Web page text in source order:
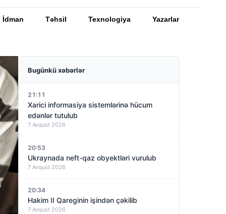
İdman Təhsil Texnologiya Yazarlar
Bugünkü xəbərlər
21:11
Xarici informasiya sistemlərinə hücum
edənlər tutulub
7 Avqust 2026
20:53
Ukraynada neft-qaz obyektləri vurulub
7 Avqust 2026
20:34
Hakim II Qareginin işindən çəkilib
7 Avqust 2026